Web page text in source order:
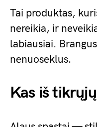
Tai produktas,
nereikia, ir
labiausiai.
nenuoseklus.
Kas iš